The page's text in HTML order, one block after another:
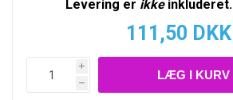
Levering er ikkeinkluderet.
111,50 DKK
i
h